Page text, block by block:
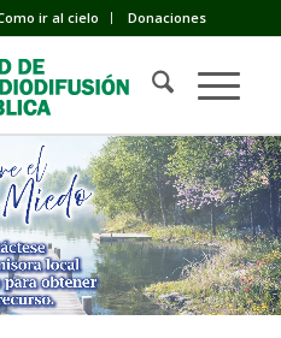
ir al cielo Donaciones